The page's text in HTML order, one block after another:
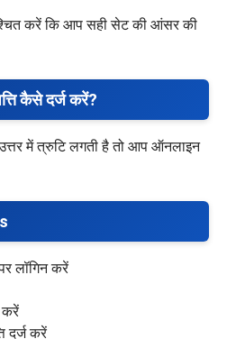
करें कि आप सही सेट की आंसर की
कैसे दर्ज करें?
में त्रुटि लगती है तो आप ऑनलाइन
लॉगिन करें
करें
दर्ज करें